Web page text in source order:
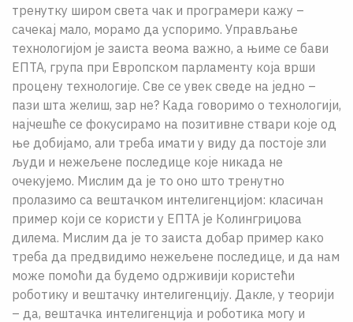
тренутку широм света чак и програмери кажу –
сачекај мало, морамо да успоримо. Управљање
технологијом је заиста веома важно, а њиме се бави
ЕПТА, група при Европском парламенту која врши
процену технологије. Све се увек сведе на једно –
пази шта желиш, зар не? Када говоримо о технологији,
најчешће се фокусирамо на позитивне ствари које од
ње добијамо, али треба имати у виду да постоје зли
људи и нежељене последице које никада не
очекујемо. Мислим да је то оно што тренутно
пролазимо са вештачком интелигенцијом: класичан
пример који се користи у ЕПТА је Колингриџова
дилема. Мислим да је то заиста добар пример како
треба да предвидимо нежељене последице, и да нам
може помоћи да будемо одрживији користећи
роботику и вештачку интелигенцију. Дакле, у теорији
– да, вештачка интелигенција и роботика могу и